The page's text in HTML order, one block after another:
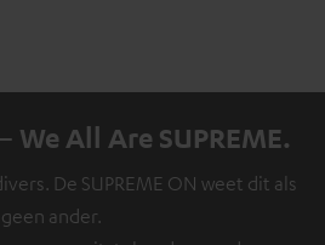
We All Are SUPREME.
De SUPREME ON weet dit als
geen ander.